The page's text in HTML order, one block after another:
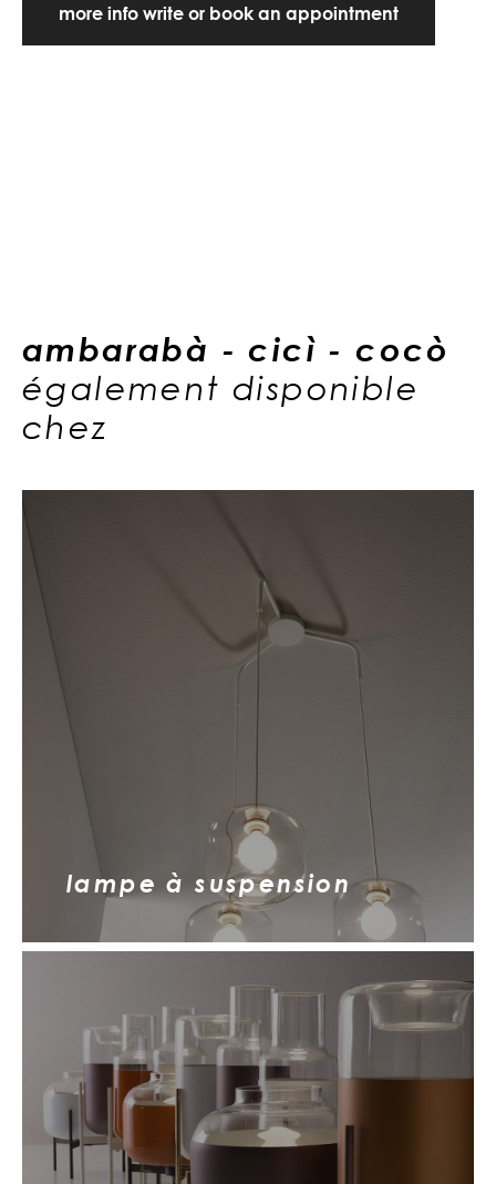
more info write or book an appointment
ambarabà - cicì - cocò
également disponible
chez
lampe à suspension